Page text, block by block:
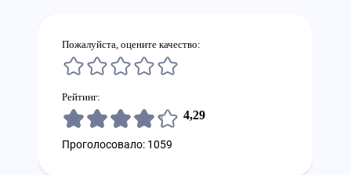
Пожалуйста, оцените качество:
Рейтинг:
4,29
Проголосовало: 1059